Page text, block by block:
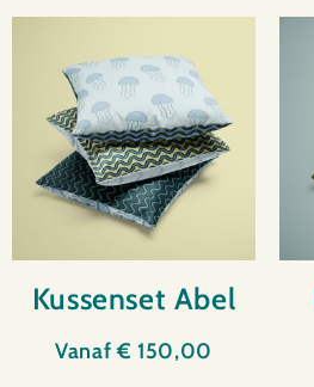
Kussenset Abel
Vanaf€ 150,00